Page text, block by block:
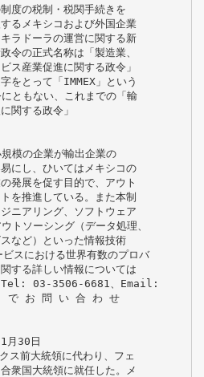
度の税制・税関手続きを
るメキシコおよび外国企業
ラドーラの運営に関する新
令の正式名称は「製造業、
ス産業促進に関する政令」
をとって「IMMEX」という
ともない、これまでの「輸
関する政令」
模の企業が輸出企業の
にし、ひいてはメキシコの
発展を促す目的で、アウト
を推進している。また本制
ニアリング、ソフトウェア
トソーシング（データ処理、
など）といった情報技術
スにおける世界有数のプロバ
する詳しい情報については
で お 問 い 合 わ せ
月30日
ス前大統領に代わり、フェ
衆国大統領に就任した。メ